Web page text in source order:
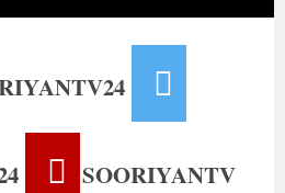
SOORIYANTV